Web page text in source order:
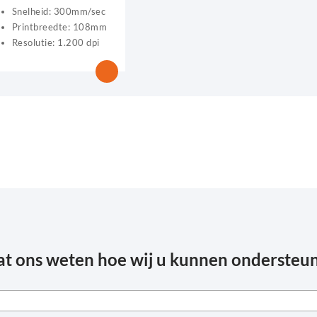
Snelheid: 300mm/sec
Printbreedte: 108mm
Resolutie: 1.200 dpi
ons weten hoe wij u kunnen